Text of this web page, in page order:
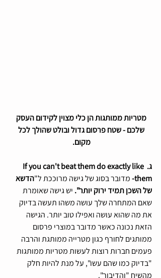
מטריות ממותגות הן כלי מצוין לקידום העסק
שלכם - שטח פרסום גדול ובולט שהולך לכל
מקום.
ג. If you can't beat them do exactly like
them- מדובר בסוג של גישה מרוככת ל"הדשא
של השכן תמיד ירוק יותר". יש גישה שאומרת
שאם המתחרה שלך עושה משהו תעשה בדיוק
את מה שהוא עושה ואפילו טוב יותר. הגישה
הזאת נכונה כאשר מדובר במוצרי פרסום
ממותגים לחורף כגון מטרייה ממותגת והרבה
פעמים חברות רוצות לעשות מטריות ממותגות
"בדיוק כמו שהם עשו", על מנת להיות חלק
מהשיח "והדיבור".